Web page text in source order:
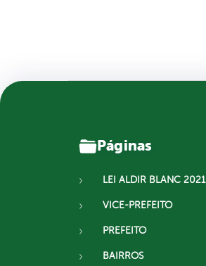
Páginas
LEI ALDIR BLANC 2021
VICE-PREFEITO
PREFEITO
BAIRROS